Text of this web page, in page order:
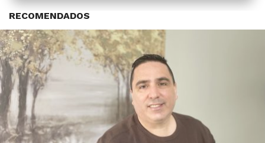
RECOMENDADOS